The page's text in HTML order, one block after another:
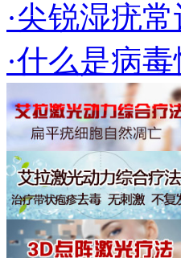
·尖锐湿疣常
·什么是病